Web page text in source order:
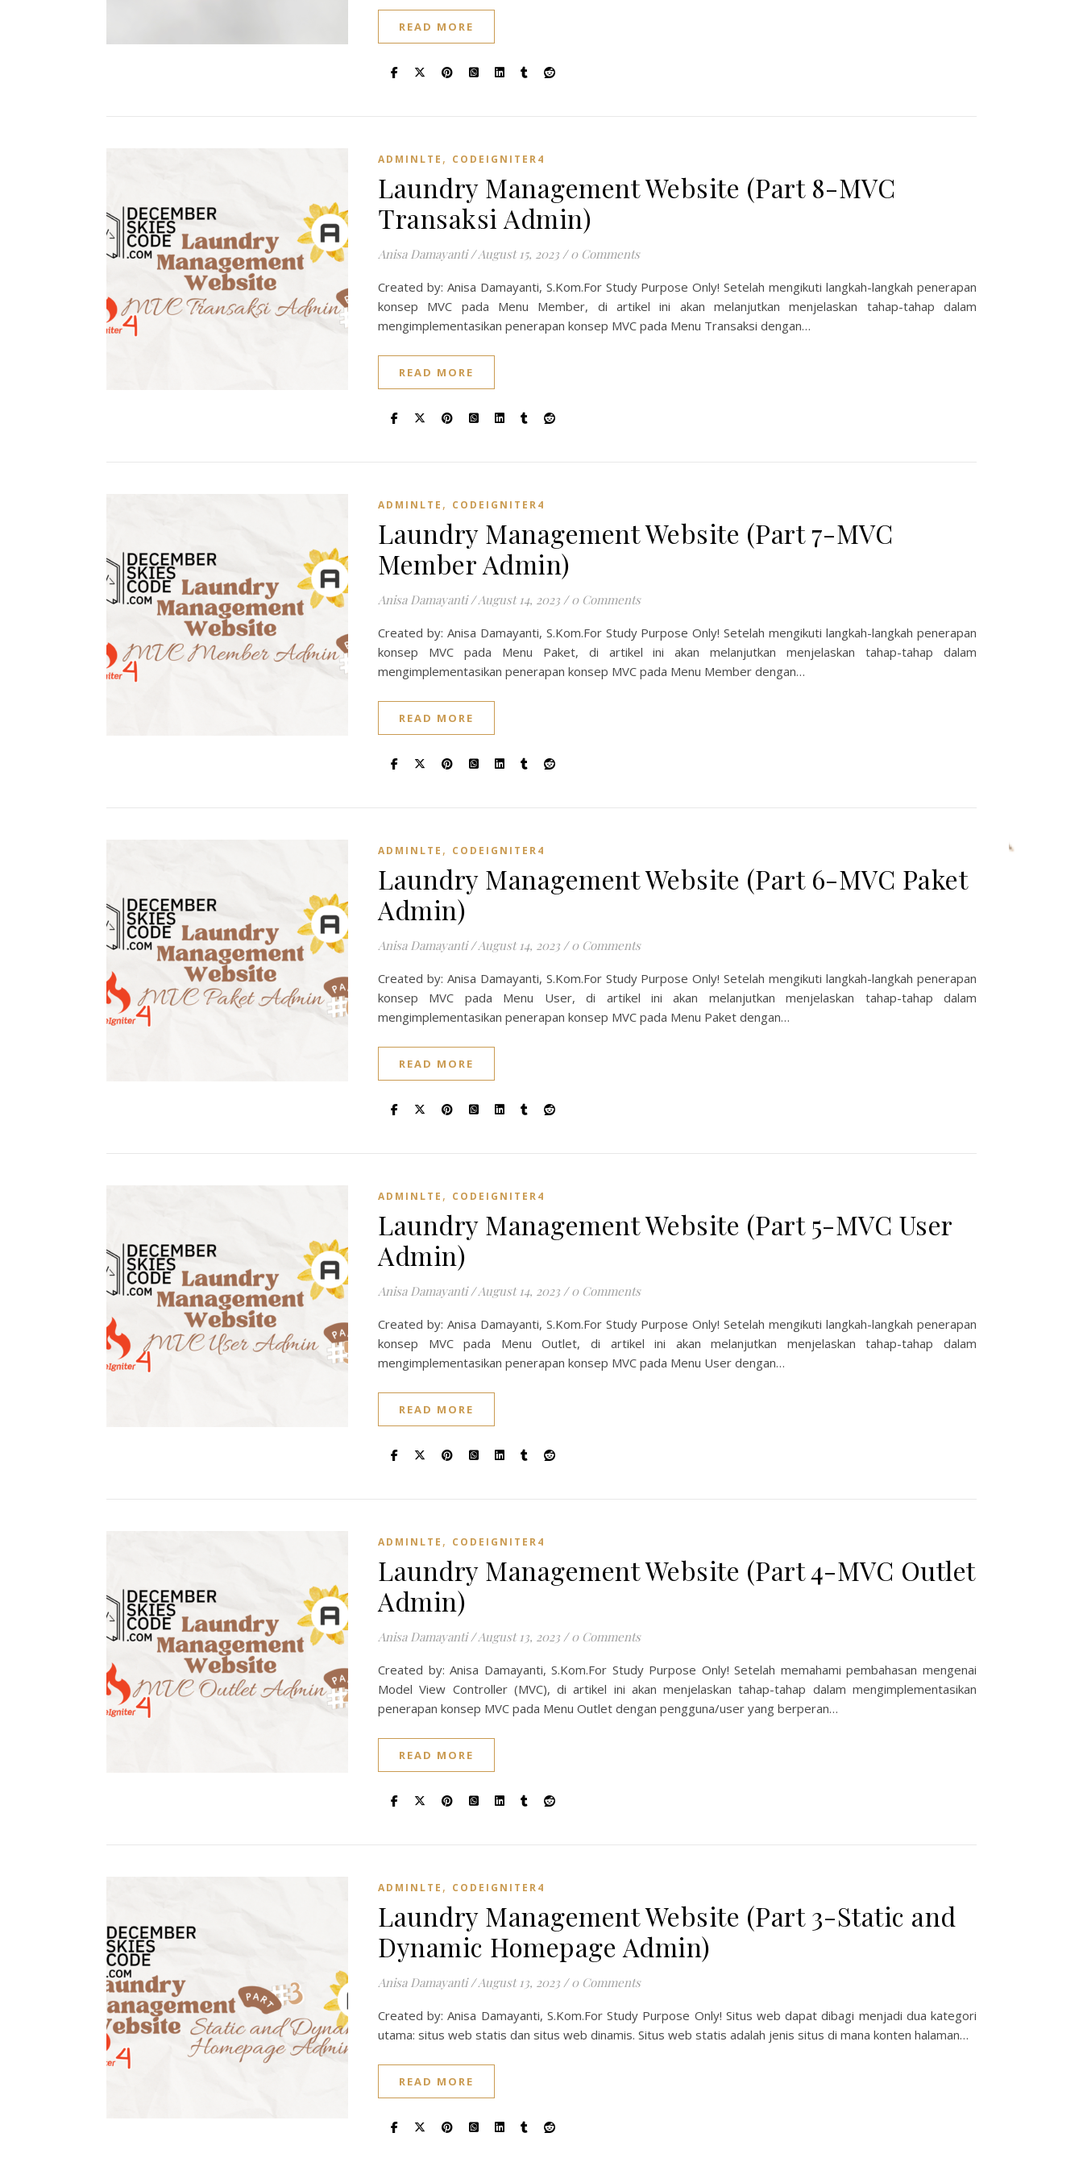
READ MORE
ADMINLTE , CODEIGNITER4
Laundry Management Website (Part 8-MVC
Transaksi Admin)
Anisa Damayanti /August 15, 2023 / 0 Comments
Created by: Anisa Damayanti, S.Kom.For Study Purpose Only! Setelah mengikuti langkah-langkah penerapan
konsep MVC pada Menu Member, di artikel ini akan melanjutkan menjelaskan tahap-tahap dalam
mengimplementasikan penerapan konsep MVC pada Menu Transaksi dengan…
READ MORE
ADMINLTE , CODEIGNITER4
Laundry Management Website (Part 7-MVC
Member Admin)
Anisa Damayanti /August 14, 2023 / 0 Comments
Created by: Anisa Damayanti, S.Kom.For Study Purpose Only! Setelah mengikuti langkah-langkah penerapan
konsep MVC pada Menu Paket, di artikel ini akan melanjutkan menjelaskan tahap-tahap dalam
mengimplementasikan penerapan konsep MVC pada Menu Member dengan…
READ MORE
ADMINLTE , CODEIGNITER4
Laundry Management Website (Part 6-MVC Paket
Admin)
Anisa Damayanti /August 14, 2023 / 0 Comments
Created by: Anisa Damayanti, S.Kom.For Study Purpose Only! Setelah mengikuti langkah-langkah penerapan
konsep MVC pada Menu User, di artikel ini akan melanjutkan menjelaskan tahap-tahap dalam
mengimplementasikan penerapan konsep MVC pada Menu Paket dengan…
READ MORE
ADMINLTE , CODEIGNITER4
Laundry Management Website (Part 5-MVC User
Admin)
Anisa Damayanti /August 14, 2023 / 0 Comments
Created by: Anisa Damayanti, S.Kom.For Study Purpose Only! Setelah mengikuti langkah-langkah penerapan
konsep MVC pada Menu Outlet, di artikel ini akan melanjutkan menjelaskan tahap-tahap dalam
mengimplementasikan penerapan konsep MVC pada Menu User dengan…
READ MORE
ADMINLTE , CODEIGNITER4
Laundry Management Website (Part 4-MVC Outlet
Admin)
Anisa Damayanti /August 13, 2023 / 0 Comments
Created by: Anisa Damayanti, S.Kom.For Study Purpose Only! Setelah memahami pembahasan mengenai
Model View Controller (MVC), di artikel ini akan menjelaskan tahap-tahap dalam mengimplementasikan
penerapan konsep MVC pada Menu Outlet dengan pengguna/user yang berperan…
READ MORE
ADMINLTE , CODEIGNITER4
Laundry Management Website (Part 3-Static and
Dynamic Homepage Admin)
Anisa Damayanti /August 13, 2023 / 0 Comments
Created by: Anisa Damayanti, S.Kom.For Study Purpose Only! Situs web dapat dibagi menjadi dua kategori
utama: situs web statis dan situs web dinamis. Situs web statis adalah jenis situs di mana konten halaman…
READ MORE